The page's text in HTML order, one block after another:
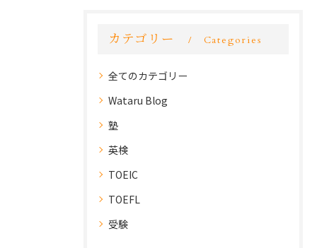
カテゴリー Categories
全てのカテゴリー
Wataru Blog
塾
英検
TOEIC
TOEFL
受験